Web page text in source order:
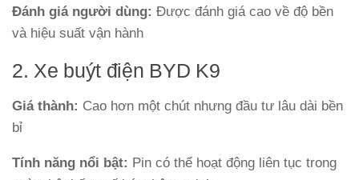
Đánh giá người dùng: Được đánh giá cao về độ bền
và hiệu suất vận hành
2. Xe buýt điện BYD K9
Giá thành: Cao hơn một chút nhưng đầu tư lâu dài bền
bỉ
Tính năng nổi bật: Pin có thể hoạt động liên tục trong